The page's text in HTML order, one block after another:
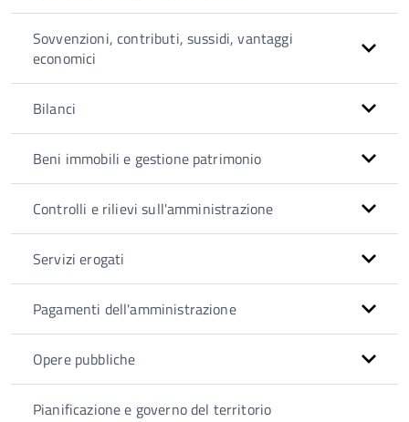
Sovvenzioni, contributi, sussidi, vantaggi
economici
Bilanci
Beni immobili e gestione patrimonio
Controlli e rilievi sull'amministrazione
Servizi erogati
Pagamenti dell'amministrazione
Opere pubbliche
Pianificazione e governo del territorio